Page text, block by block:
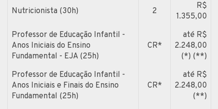
Nutricionista (30h) 2
R$
1.355,00
Professor de Educação Infantil -
Anos Iniciais do Ensino
Fundamental - EJA (25h)
CR*
até R$
2.248,00
(*) (**)
Professor de Educação Infantil -
Anos Iniciais e Finais do Ensino
Fundamental (25h)
CR*
até R$
2.248,00
(**)